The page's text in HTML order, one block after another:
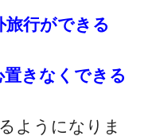
行ができる
きなくできる
ようになりま